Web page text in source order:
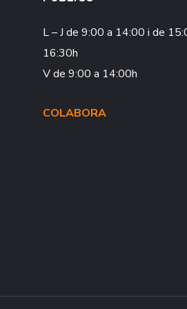
L – J de 9:00 a 14:00 i de
16:30h
Vde 9:00 a 14:00h
COLABORA